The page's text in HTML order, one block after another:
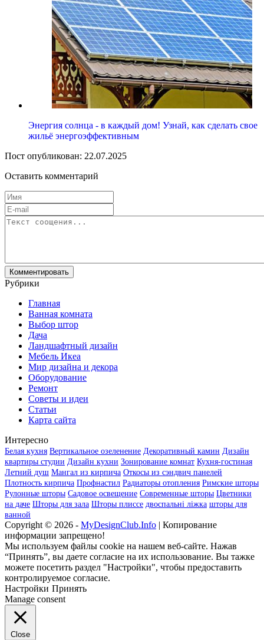
Энергия солнца - в каждый дом! Узнай, как сделать свое
жильё энергоэффективным
Пост опубликован: 22.07.2025
Оставить комментарий
Рубрики
Главная
Ванная комната
Выбор штор
Дача
Ландшафтный дизайн
Мебель Икеа
Мир дизайна и декора
Оборудование
Ремонт
Советы и идеи
Статьи
Карта сайта
Интересно
Белая кухня Вертикальное озеленение Декоративный камин Дизайн
квартиры студии Дизайн кухни Зонирование комнат Кухня-гостиная
Летний душ Мангал из кирпича Откосы из сэндвич панелей
Плотность кирпича Профнастил Радиаторы отопления Римские шторы
Рулонные шторы Садовое освещение Современные шторы Цветники
на даче Шторы для зала Шторы плиссе двоспальні ліжка шторы для
ванной
Copyright © 2026 - MyDesignClub.Info | Копирование
информации запрещено!
Мы используем файлы cookie на нашем веб-сайте. Нажав
“Принять”, вы даете согласие на их использование. Вы тажке
можете посетить раздел "Настройки", чтобы предоставить
контролируемое согласие.
Настройки Принять
Manage consent
Close